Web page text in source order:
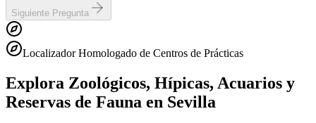
Siguiente Pregunta
Localizador Homologado de Centros de Prácticas
Explora Zoológicos, Hípicas, Acuarios y
Reservas de Fauna en Sevilla